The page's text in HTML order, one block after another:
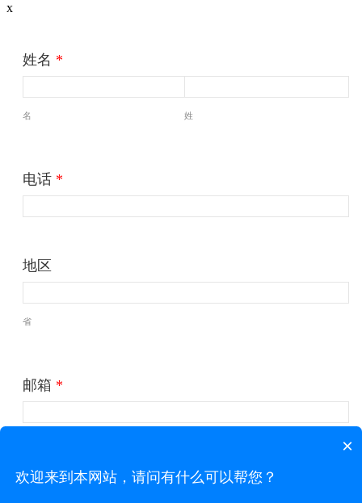
x
姓名 *
名 姓
电话 *
地区
省
邮箱 *
公司*
×
欢迎来到本网站，请问有什么可以帮您？